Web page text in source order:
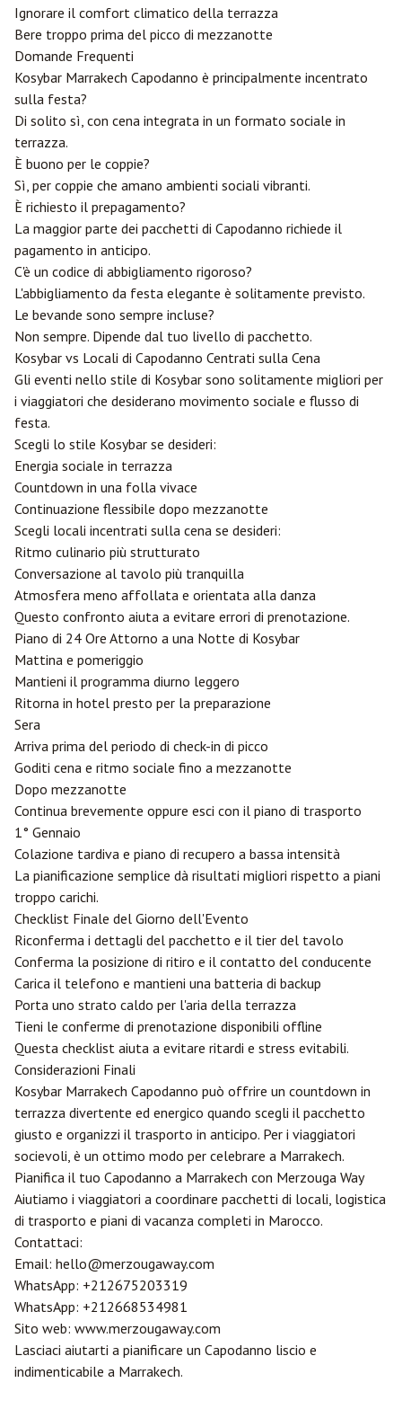
Ignorare il comfort climatico della terrazza
Bere troppo prima del picco di mezzanotte
Domande Frequenti
Kosybar Marrakech Capodanno è principalmente incentrato
sulla festa?
Di solito sì, con cena integrata in un formato sociale in
terrazza.
È buono per le coppie?
Sì, per coppie che amano ambienti sociali vibranti.
È richiesto il prepagamento?
La maggior parte dei pacchetti di Capodanno richiede il
pagamento in anticipo.
C'è un codice di abbigliamento rigoroso?
L'abbigliamento da festa elegante è solitamente previsto.
Le bevande sono sempre incluse?
Non sempre. Dipende dal tuo livello di pacchetto.
Kosybar vs Locali di Capodanno Centrati sulla Cena
Gli eventi nello stile di Kosybar sono solitamente migliori per
i viaggiatori che desiderano movimento sociale e flusso di
festa.
Scegli lo stile Kosybar se desideri:
Energia sociale in terrazza
Countdown in una folla vivace
Continuazione flessibile dopo mezzanotte
Scegli locali incentrati sulla cena se desideri:
Ritmo culinario più strutturato
Conversazione al tavolo più tranquilla
Atmosfera meno affollata e orientata alla danza
Questo confronto aiuta a evitare errori di prenotazione.
Piano di 24 Ore Attorno a una Notte di Kosybar
Mattina e pomeriggio
Mantieni il programma diurno leggero
Ritorna in hotel presto per la preparazione
Sera
Arriva prima del periodo di check-in di picco
Goditi cena e ritmo sociale fino a mezzanotte
Dopo mezzanotte
Continua brevemente oppure esci con il piano di trasporto
1° Gennaio
Colazione tardiva e piano di recupero a bassa intensità
La pianificazione semplice dà risultati migliori rispetto a piani
troppo carichi.
Checklist Finale del Giorno dell'Evento
Riconferma i dettagli del pacchetto e il tier del tavolo
Conferma la posizione di ritiro e il contatto del conducente
Carica il telefono e mantieni una batteria di backup
Porta uno strato caldo per l'aria della terrazza
Tieni le conferme di prenotazione disponibili offline
Questa checklist aiuta a evitare ritardi e stress evitabili.
Considerazioni Finali
Kosybar Marrakech Capodanno può offrire un countdown in
terrazza divertente ed energico quando scegli il pacchetto
giusto e organizzi il trasporto in anticipo. Per i viaggiatori
socievoli, è un ottimo modo per celebrare a Marrakech.
Pianifica il tuo Capodanno a Marrakech con Merzouga Way
Aiutiamo i viaggiatori a coordinare pacchetti di locali, logistica
di trasporto e piani di vacanza completi in Marocco.
Contattaci:
Email: hello@merzougaway.com
WhatsApp: +212675203319
WhatsApp: +212668534981
Sito web: www.merzougaway.com
Lasciaci aiutarti a pianificare un Capodanno liscio e
indimenticabile a Marrakech.